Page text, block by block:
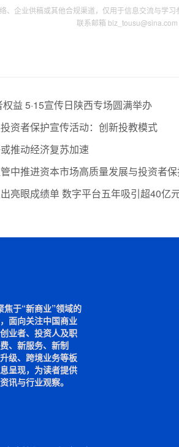
、企业供稿或其他合规渠道，仅用于信息交流与学
联系邮箱 biz_tousu@sina.com
益 5·15宣传日陕西专场圆满举办
资者保护宣传活动：创新投教模式
推动经济复苏加速
中推进资本市场高质量发展与投资者
亮眼成绩单 数字平台五年吸引超40亿
于“新商业”领域的
面向关注中国商业
业者、投资人及职
、新服务、新制
级、跨境业务等板
呈现，为读者提供
讯与行业观察。